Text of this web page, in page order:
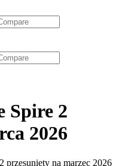
Spire 2
2026